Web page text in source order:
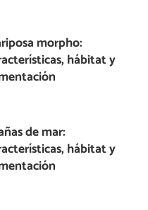
morpho:
hábitat y
de mar:
hábitat y